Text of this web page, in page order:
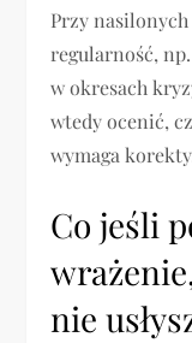
Przy
regularność,
w okresach
wtedy ocenić,
wymaga
Co jeśli
nie